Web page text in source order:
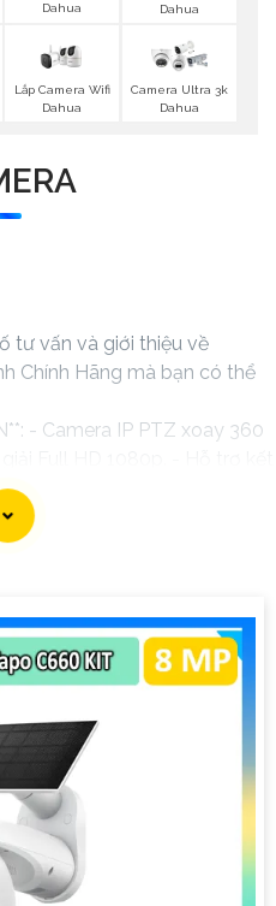
Dahua
Dahua
Lắp Camera Wifi
Dahua
Camera Ultra 3k
Dahua
tư vấn và giới thiệu về
Chính Hãng mà bạn có thể
- Camera IP PTZ xoay 360
công nghệ hồng ngoại thông
cách xa.
I**: - Camera IP công
ngoại ban đêm khoảng
HFW1200T**: - Camera
ảnh cao. - Lens cố định
lên đến 20m. - Chống
sáng, chống nhiễu 3D. -
chắc chắn hơn
phù hợp với nhu cầu sử
bạn. Bạn có thể tham khảo
tại các cửa hàng điện tử